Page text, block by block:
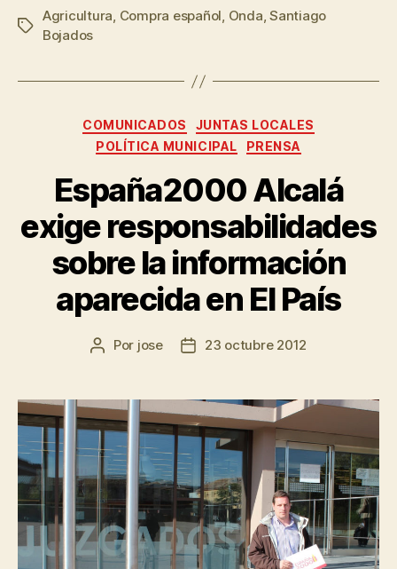
Agricultura, Compra español, Onda,Santiago
Bojados
COMUNICADOS
JUNTAS LOCALES
POLÍTICA MUNICIPAL
PRENSA
España2000 Alcalá
exige responsabilidades
sobre la información
aparecida en El País
Por jose 23 octubre 2012